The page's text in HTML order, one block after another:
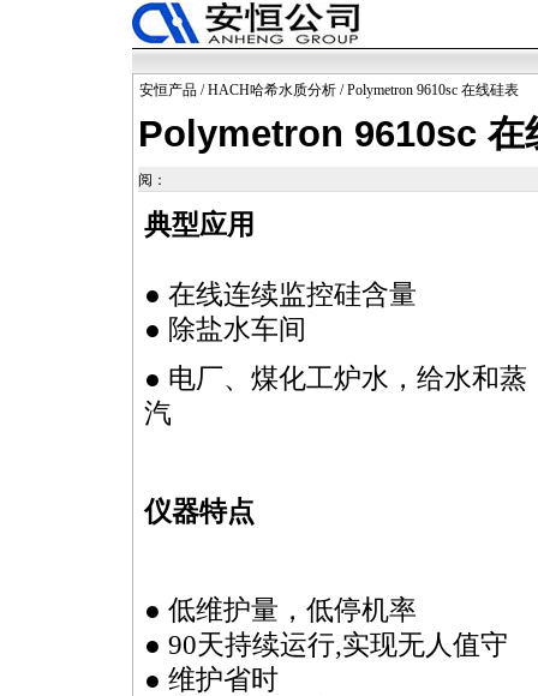
安恒产品 /HACH哈希水质分析 / Polymetron 9610sc 在线硅表
Polymetron 9610sc 在
阅：
典型应用
● 在线连续监控硅含量
● 除盐水车间
● 电厂、煤化工炉水，给水和蒸
汽
仪器特点
● 低维护量，低停机率
● 90天持续运行,实现无人值守
● 维护省时